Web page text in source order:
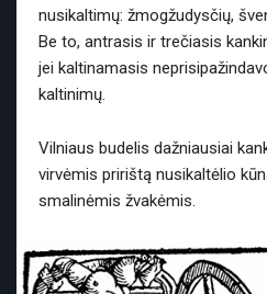
nusikaltimų: žmogžudysčių,
Be to, antrasis ir trečiasis
jei kaltinamasis
kaltinimų.
Vilniaus budelis dažniausiai
virvėmis pririštą nusikaltėlio
smalinėmis žvakėmis.